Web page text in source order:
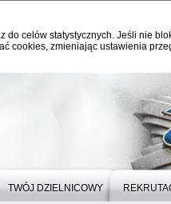
celów statystycznych. Jeśli nie
cookies, zmieniając ustawienia
TWÓJ DZIELNICOWY